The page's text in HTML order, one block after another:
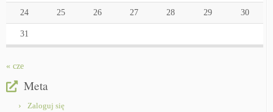
24 25 26 27 28 29 30
31
« cze
Meta
Zaloguj się